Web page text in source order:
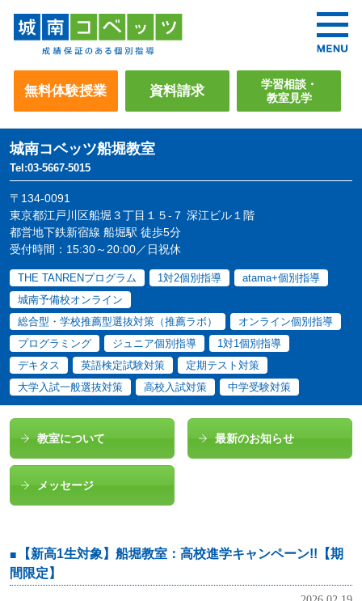
無料体験授業 資料請求
学習相談・
教室見学
城南コベッツ船堀教室
Tel:03-5667-5015
〒134-0091
東京都江戸川区船堀３丁目１５-７ 深江ビル１階
都営地下鉄新宿線 船堀駅 徒歩5分
受付時間：15:30～20:00／日祝休
THE TANRENプログラム 1対2個別指導
atama+個別指導
城南予備校オンライン
総合型・学校推薦型選抜対策（推薦ラボ）
オンライン個別指導
プログラミング
ジュニア個別指導
1対1個別指導
デキタス
英語検定試験対策
定期テスト対策
大学入試一般選抜対策
高校入試対策 中学受験対策
教室について 最新のお知らせ
メッセージ
【新高1生対象】船堀教室：高校進学キャンペーン!!【期
間限定】